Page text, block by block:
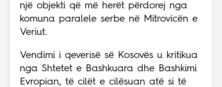
një objekti që më herët përdorej nga
komuna paralele serbe në Mitrovicën e
Veriut.
Vendimi i qeverisë së Kosovës u kritikua
nga Shtetet e Bashkuara dhe Bashkimi
Evropian, të cilët e cilësuan atë si të